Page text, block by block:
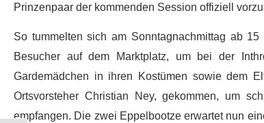
Prinzenpaar der kommenden Session offiziell
So tummelten sich am Sonntagnachmittag ab
Besucher auf dem Marktplatz, um bei der
Gardemädchen in ihren Kostümen sowie dem
Ortsvorsteher Christian Ney, gekommen, um
empfangen. Die zwei Eppelbootze erwartet nun